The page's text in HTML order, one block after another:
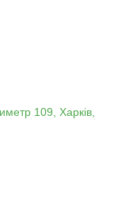
109, Харків,